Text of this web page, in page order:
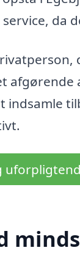
da
indsamle